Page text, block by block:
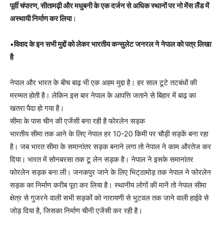
पूर्वी चंपारण, सीतामढ़ी और मधुबनी के एक दर्जन से अधिक स्थानों पर नो मेंस लैंड में
अस्थायी निर्माण कर लिया।
•विवाद के इन सभी मुद्दों को लेकर भारतीय कन्सुलेट जनरल ने नेपाल काे पत्र लिखा
है
नेपाल और भारत के बीच बाढ़ भी एक अहम मुद्दा है। हर साल टूटे तटबंधों की
मरम्मत होती है। लेकिन इस बार नेपाल के आपत्ति जताने से बिहार में बाढ़ का
खतरा पैदा हाे गया है।
सीमा के पास चीन की एजेंसी बना रही है फाेरलेन सड़क
भारतीय सीमा तक आने के लिए नेपाल हर 10-20 किमी पर चौड़ी सड़कें बना रहा
है। जब भारत सीमा के समानांतर सड़क बनाने लगा तो नेपाल ने काम औरतेज कर
दिया। भारत में सोनबरसा तक टू लेन सड़क है। नेपाल ने इसके समानांतर
फोरलेन सड़क बना ली। जनकपुर जाने के लिए भिट्‌ठामोड़ तक नेपाल ने फोरलेन
सड़क का निर्माण करीब पूरा कर लिया है। स्थानीय लोगों की मानें तो नेपाल सीमा
क्षेत्र से गुजरने वाली सभी सड़कों को नारायणी से भुटवल तक जाने वाली हाईवे से
जोड़ दिया है, जिसका निर्माण चीनी एजेंसी कर रही है।